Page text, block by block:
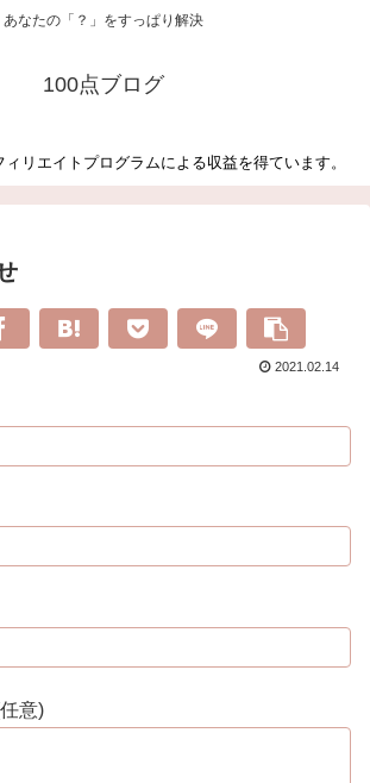
あなたの「？」をすっぱり解決
100点ブログ
リエイトプログラムによる収益を得ています。
2021.02.14
意)